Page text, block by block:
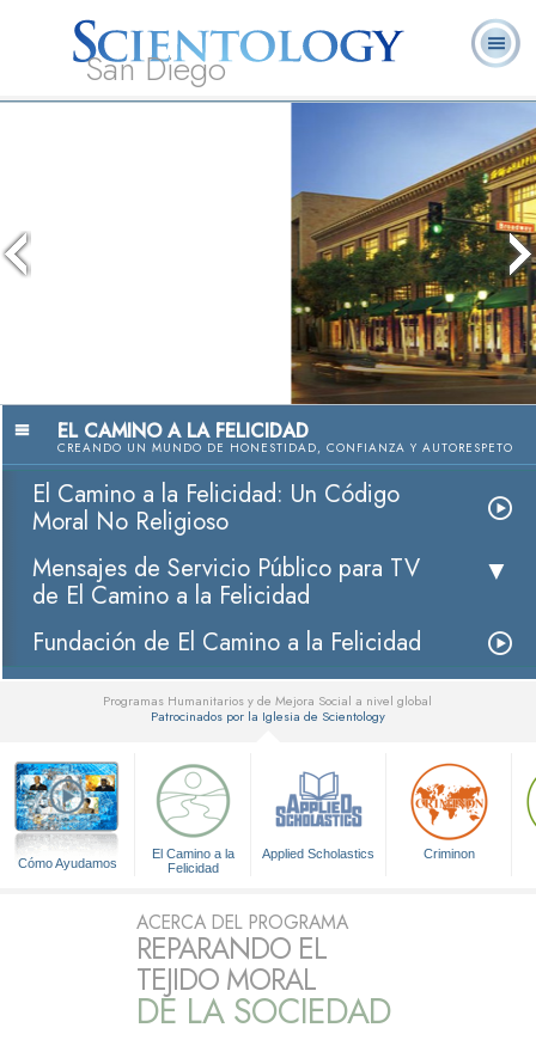
San Diego
El Camino a la Felicidad: Un Código
Moral No Religioso
Ver Video
EL CAMINO A LA FELICIDAD
CREANDO UN MUNDO DE HONESTIDAD, CONFIANZA Y AUTORESPETO
El Camino a la Felicidad: Un Código
Moral No Religioso
Mensajes de Servicio Público para TV
de El Camino a la Felicidad
Fundación de El Camino a la Felicidad
Programas Humanitarios y de Mejora Social a nivel global
Patrocinados por la Iglesia de Scientology
Cómo Ayudamos
El Camino a la
Felicidad
Applied Scholastics Criminon
ACERCA DEL PROGRAMA
REPARANDO EL
TEJIDO MORAL
DE LA SOCIEDAD